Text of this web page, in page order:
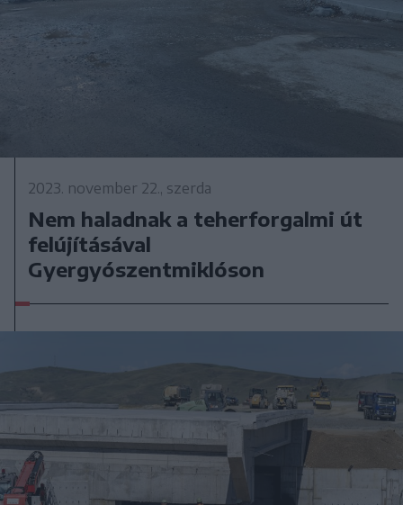
2023. november 22., szerda
Nem haladnak a teherforgalmi út
felújításával
Gyergyószentmiklóson